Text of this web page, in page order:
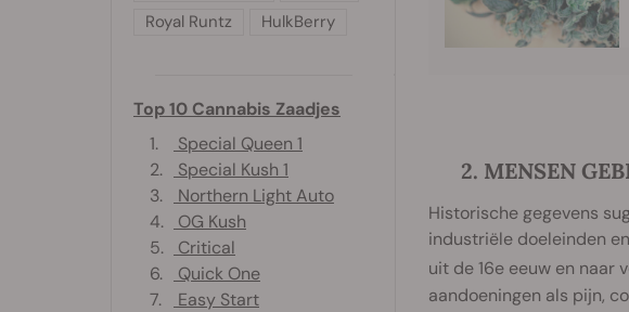
2. MENSEN
Historische gegevens
industriële doeleinden
uit de 16e eeuw en naar
aandoeningen als pijn,
Royal Runtz
HulkBerry
Top 10 Cannabis Zaadjes
1.
Special Queen 1
2.
Special Kush 1
3.
Northern Light Auto
4.
OG Kush
5.
Critical
6.
Quick One
7.
Easy Start